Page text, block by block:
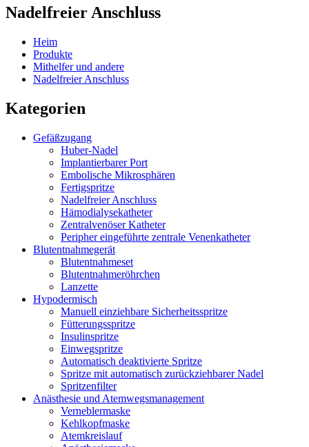
Nadelfreier Anschluss
Heim
Produkte
Mithelfer und andere
Nadelfreier Anschluss
Kategorien
Gefäßzugang
Huber-Nadel
Implantierbarer Port
Embolische Mikrosphären
Fertigspritze
Nadelfreier Anschluss
Hämodialysekatheter
Zentralvenöser Katheter
Peripher eingeführte zentrale Venenkatheter
Blutentnahmegerät
Blutentnahmeset
Blutentnahmeröhrchen
Lanzette
Hypodermisch
Manuell einziehbare Sicherheitsspritze
Fütterungsspritze
Insulinspritze
Einwegspritze
Automatisch deaktivierte Spritze
Spritze mit automatisch zurückziehbarer Nadel
Spritzenfilter
Anästhesie und Atemwegsmanagement
Verneblermaske
Kehlkopfmaske
Atemkreislauf